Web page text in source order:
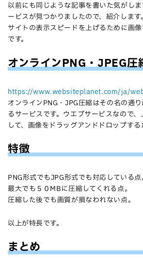
以前にも同じような記事を書いた気がし
ービスが見つかりましたので、紹介します。
サイトの表示スピードを上げるために画
です。
オンラインPNG・JPEG圧
https://www.websiteplanet.com/ja/
オンラインPNG・JPG圧縮はその名の通
るサービスです。ウエブサービスなので
して、画像をドラッグアンドドロップする
特徴
PNG形式でもJPG形式でも対応している点
最大でも５０MBに圧縮してくれる点。
圧縮した後でも画質が損なわれない点。
以上が特長です。
まとめ